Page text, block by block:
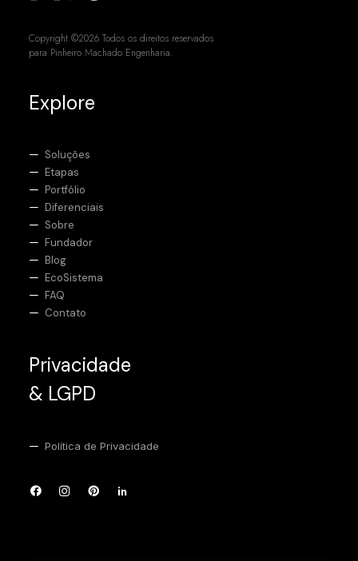
Copyright ©2026 Todos os direitos reservados
para Pinheiro Machado Engenharia.
Explore
Soluções
Etapas
Portfólio
Diferenciais
Sobre
Fundador
Blog
EcoSistema
FAQ
Contato
Privacidade
& LGPD
Política de Privacidade